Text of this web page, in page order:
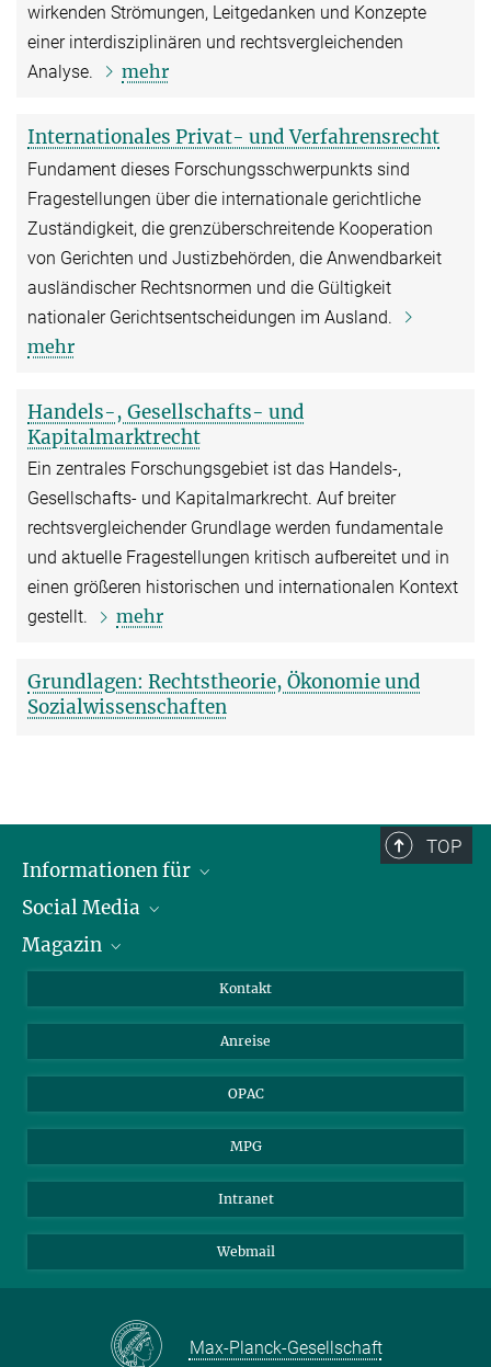
wirkenden Strömungen, Leitgedanken und Konzepte
einer interdisziplinären und rechtsvergleichenden
Analyse.
mehr
Internationales Privat- und Verfahrensrecht
Fundament dieses Forschungsschwerpunkts sind
Fragestellungen über die internationale gerichtliche
Zuständigkeit, die grenzüberschreitende Kooperation
von Gerichten und Justizbehörden, die Anwendbarkeit
ausländischer Rechtsnormen und die Gültigkeit
nationaler Gerichtsentscheidungen im Ausland.
mehr
Handels-, Gesellschafts- und
Kapitalmarktrecht
Ein zentrales Forschungsgebiet ist das Handels-,
Gesellschafts- und Kapitalmarkrecht. Auf breiter
rechtsvergleichender Grundlage werden fundamentale
und aktuelle Fragestellungen kritisch aufbereitet und in
einen größeren historischen und internationalen Kontext
gestellt.
mehr
Grundlagen: Rechtstheorie, Ökonomie und
Sozialwissenschaften
TOP
Informationen für
Journalist*innen
Stipendiat*innen
Social Media
LinkedIn
Magazin
Kontakt
Anreise
OPAC
MPG
Intranet
Webmail
Max-Planck-Gesellschaft